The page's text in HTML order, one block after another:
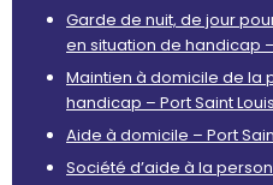
Garde de nuit, de jour
en situation de handicap
Maintien à domicile de la
handicap – Port Saint
Aide à domicile – Port
Société d’aide à la